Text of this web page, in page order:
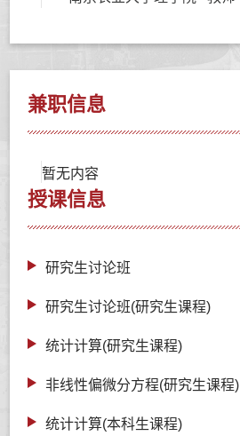
兼职信息
暂无内容
授课信息
研究生讨论班
研究生讨论班(研究生课程)
统计计算(研究生课程)
非线性偏微分方程(研究生课程)
统计计算(本科生课程)